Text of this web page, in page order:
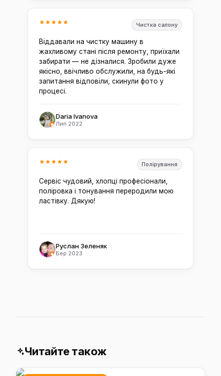
Чистка салону
Віддавали на чистку машину в
жахливому стані після ремонту, приїхали
забирати — не дізналися. Зробили дуже
якісно, ввічливо обслужили, на будь-які
запитання відповіли, скинули фото у
процесі.
Daria Ivanova
Лип 2022
Полірування
Сервіс чудовий, хлопці професіонали,
поліровка і тонування переродили мою
ластівку. Дякую!
Руслан Зеленяк
Бер 2023
Читайте також